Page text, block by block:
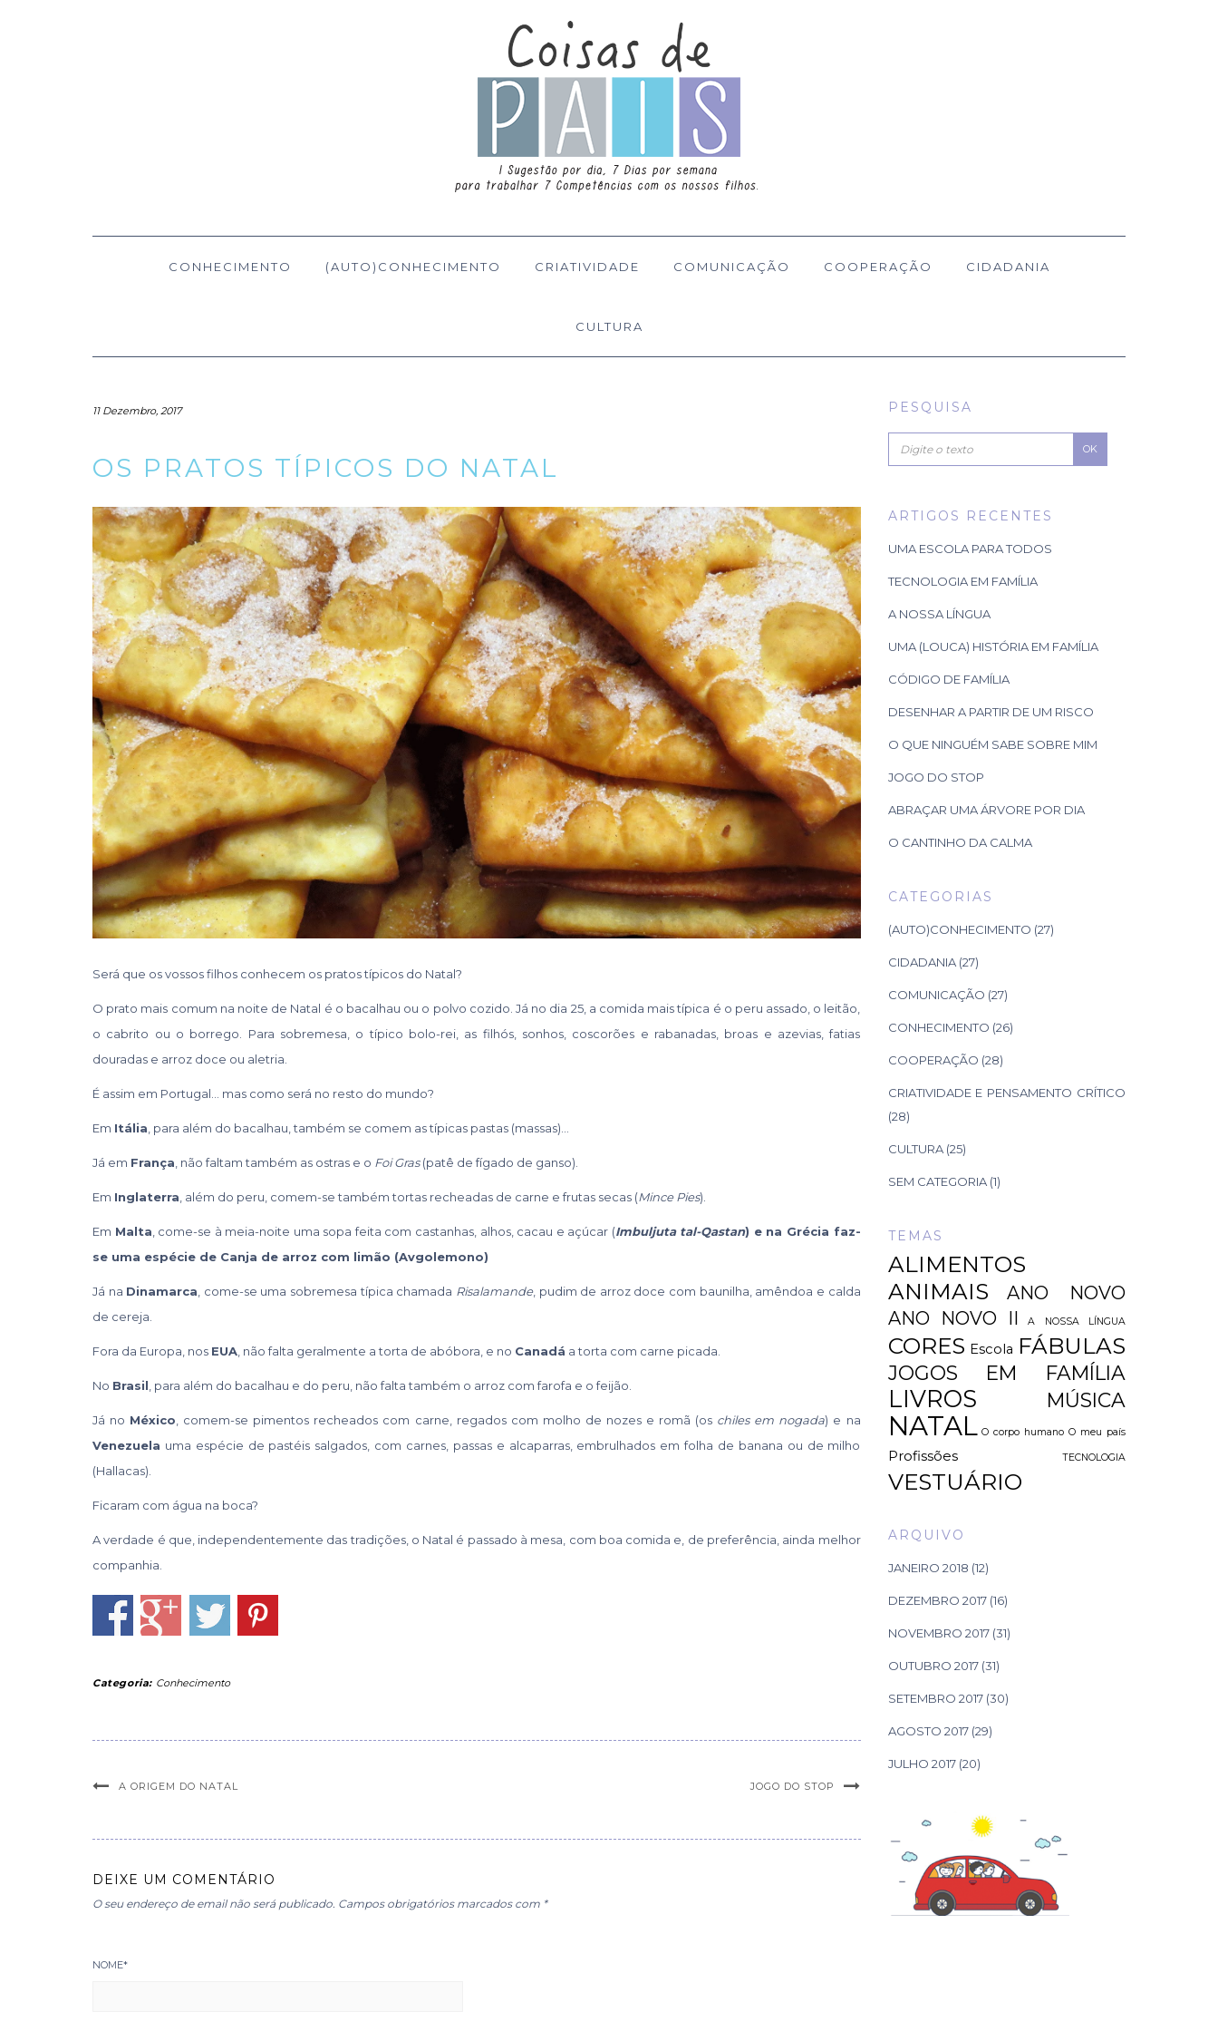
CONHECIMENTO (AUTO)CONHECIMENTO CRIATIVIDADE COMUNICAÇÃO COOPERAÇÃO CIDADANIA
CULTURA
11 Dezembro, 2017
OS PRATOS TÍPICOS DO NATAL
Será que os vossos filhos conhecem os pratos típicos do Natal?
O prato mais comum na noite de Natal é o bacalhau ou o polvo cozido. Já no dia 25, a comida mais típica é o peru assado, o leitão,
o cabrito ou o borrego. Para sobremesa, o típico bolo-rei, as filhós, sonhos, coscorões e rabanadas, broas e azevias, fatias
douradas e arroz doce ou aletria.
É assim em Portugal… mas como será no resto do mundo?
Em Itália, para além do bacalhau, também se comem as típicas pastas (massas)…
Já em França, não faltam também as ostras e o Foi Gras(patê de fígado de ganso).
Em Inglaterra, além do peru, comem-se também tortas recheadas de carne e frutas secas (Mince Pies).
Em Malta, come-se à meia-noite uma sopa feita com castanhas, alhos, cacau e açúcar (Imbuljuta tal-Qastan) e na Grécia faz-
se uma espécie de Canja de arroz com limão (Avgolemono)
Já na Dinamarca, come-se uma sobremesa típica chamada Risalamande, pudim de arroz doce com baunilha, amêndoa e calda
de cereja.
Fora da Europa, nos EUA, não falta geralmente a torta de abóbora, e no Canadá a torta com carne picada.
No Brasil, para além do bacalhau e do peru, não falta também o arroz com farofa e o feijão.
Já no México, comem-se pimentos recheados com carne, regados com molho de nozes e romã (os chiles em nogada) e na
Venezuela uma espécie de pastéis salgados, com carnes, passas e alcaparras, embrulhados em folha de banana ou de milho
(Hallacas).
Ficaram com água na boca?
A verdade é que, independentemente das tradições, o Natal é passado à mesa, com boa comida e, de preferência, ainda melhor
companhia.
Categoria: Conhecimento
A ORIGEM DO NATAL JOGO DO STOP
DEIXE UM COMENTÁRIO
O seu endereço de email não será publicado. Campos obrigatórios marcados com *
NOME*
PESQUISA
OK
ARTIGOS RECENTES
UMA ESCOLA PARA TODOS
TECNOLOGIA EM FAMÍLIA
A NOSSA LÍNGUA
UMA (LOUCA) HISTÓRIA EM FAMÍLIA
CÓDIGO DE FAMÍLIA
DESENHAR A PARTIR DE UM RISCO
O QUE NINGUÉM SABE SOBRE MIM
JOGO DO STOP
ABRAÇAR UMA ÁRVORE POR DIA
O CANTINHO DA CALMA
CATEGORIAS
(AUTO)CONHECIMENTO (27)
CIDADANIA(27)
COMUNICAÇÃO (27)
CONHECIMENTO (26)
COOPERAÇÃO (28)
CRIATIVIDADE E PENSAMENTO CRÍTICO
(28)
CULTURA(25)
SEM CATEGORIA(1)
TEMAS
ALIMENTOS
ANIMAIS
ANO NOVO
ANO NOVO II
A NOSSA LÍNGUA
CORES Escola FÁBULAS
JOGOS EM FAMÍLIA
LIVROS MÚSICA
NATAL O corpo humano O meu país
Profissões TECNOLOGIA
VESTUÁRIO
ARQUIVO
JANEIRO 2018 (12)
DEZEMBRO 2017(16)
NOVEMBRO 2017(31)
OUTUBRO 2017(31)
SETEMBRO 2017(30)
AGOSTO 2017(29)
JULHO 2017(20)